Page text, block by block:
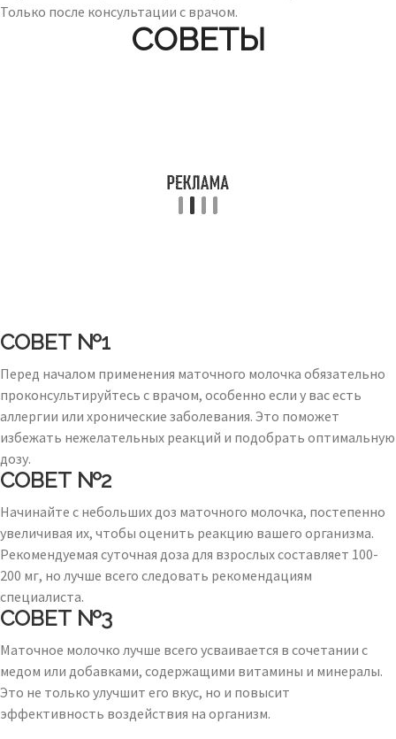
Только после консультации с врачом.
СОВЕТЫ
СОВЕТ №1
Перед началом применения маточного молочка обязательно
проконсультируйтесь с врачом, особенно если у вас есть
аллергии или хронические заболевания. Это поможет
избежать нежелательных реакций и подобрать оптимальную
дозу.
СОВЕТ №2
Начинайте с небольших доз маточного молочка, постепенно
увеличивая их, чтобы оценить реакцию вашего организма.
Рекомендуемая суточная доза для взрослых составляет 100-
200 мг, но лучше всего следовать рекомендациям
специалиста.
СОВЕТ №3
Маточное молочко лучше всего усваивается в сочетании с
медом или добавками, содержащими витамины и минералы.
Это не только улучшит его вкус, но и повысит
эффективность воздействия на организм.